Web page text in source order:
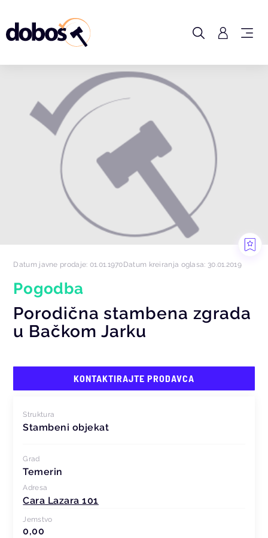
Datum javne prodaje: 01.01.1970Datum kreiranja oglasa: 30.01.2019
Pogodba
Porodična stambena zgrada
u Bačkom Jarku
KONTAKTIRAJTE PRODAVCA
Struktura
Stambeni objekat
Grad
Temerin
Adresa
Cara Lazara 101
Jemstvo
0,00